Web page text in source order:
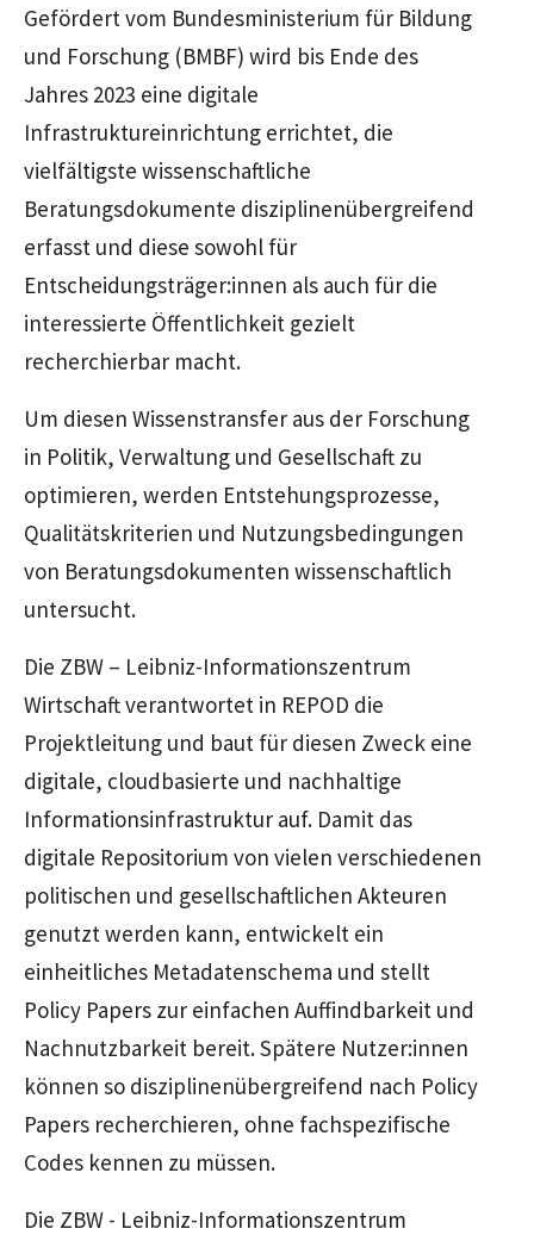
Gefördert vom Bundesministerium für Bildung
und Forschung (BMBF) wird bis Ende des
Jahres 2023 eine digitale
Infrastruktureinrichtung errichtet, die
vielfältigste wissenschaftliche
Beratungsdokumente disziplinenübergreifend
erfasst und diese sowohl für
Entscheidungsträger:innen als auch für die
interessierte Öffentlichkeit gezielt
recherchierbar macht.
Um diesen Wissenstransfer aus der Forschung
in Politik, Verwaltung und Gesellschaft zu
optimieren, werden Entstehungsprozesse,
Qualitätskriterien und Nutzungsbedingungen
von Beratungsdokumenten wissenschaftlich
untersucht.
Die ZBW – Leibniz-Informationszentrum
Wirtschaft verantwortet in REPOD die
Projektleitung und baut für diesen Zweck eine
digitale, cloudbasierte und nachhaltige
Informationsinfrastruktur auf. Damit das
digitale Repositorium von vielen verschiedenen
politischen und gesellschaftlichen Akteuren
genutzt werden kann, entwickelt ein
einheitliches Metadatenschema und stellt
Policy Papers zur einfachen Auffindbarkeit und
Nachnutzbarkeit bereit. Spätere Nutzer:innen
können so disziplinenübergreifend nach Policy
Papers recherchieren, ohne fachspezifische
Codes kennen zu müssen.
Die ZBW - Leibniz-Informationszentrum